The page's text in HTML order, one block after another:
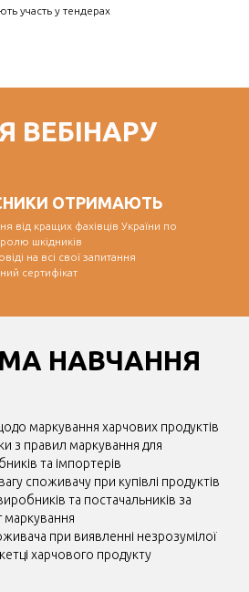
участь у тендерах
ВЕБІНАРУ
ОТРИМАЮТЬ
від кращих фахівців України по
шкідників
на всі свої запитання
сертифікат
НАВЧАННЯ
маркування харчових продуктів
з правил маркування для
та імпортерів
споживачу при купівлі продуктів
та постачальників за
при виявленні незрозумілої
харчового продукту